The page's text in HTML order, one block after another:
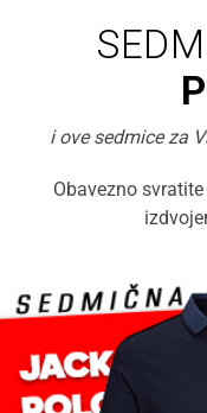
i ove sedmice za
Obavezno